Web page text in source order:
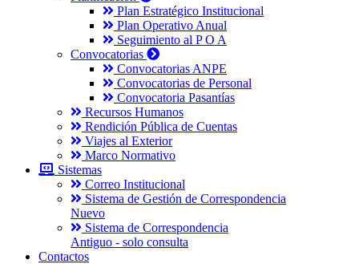
Plan Estratégico Institucional
Plan Operativo Anual
Seguimiento al P O A
Convocatorias
Convocatorias ANPE
Convocatorias de Personal
Convocatoria Pasantías
Recursos Humanos
Rendición Pública de Cuentas
Viajes al Exterior
Marco Normativo
Sistemas
Correo Institucional
Sistema de Gestión de Correspondencia
Nuevo
Sistema de Correspondencia
Antiguo - solo consulta
Contactos